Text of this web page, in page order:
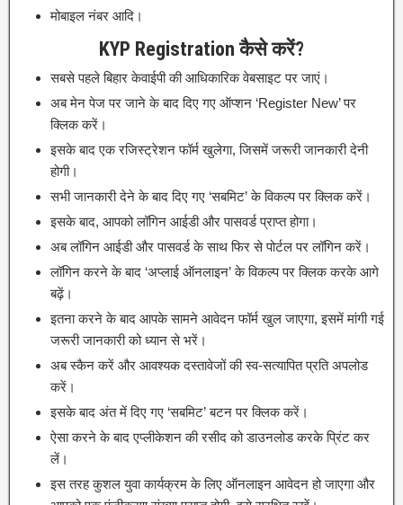
मोबाइल नंबर आदि।
KYP Registration कैसे करें?
सबसे पहले बिहार केवाईपी की आधिकारिक वेबसाइट पर जाएं।
अब मेन पेज पर जाने के बाद दिए गए ऑप्शन ‘Register New’ पर
क्लिक करें।
इसके बाद एक रजिस्ट्रेशन फॉर्म खुलेगा, जिसमें जरूरी जानकारी देनी
होगी।
सभी जानकारी देने के बाद दिए गए ‘सबमिट’ के विकल्प पर क्लिक करें।
इसके बाद, आपको लॉगिन आईडी और पासवर्ड प्राप्त होगा।
अब लॉगिन आईडी और पासवर्ड के साथ फिर से पोर्टल पर लॉगिन करें।
लॉगिन करने के बाद ‘अप्लाई ऑनलाइन’ के विकल्प पर क्लिक करके आगे
बढ़ें।
इतना करने के बाद आपके सामने आवेदन फॉर्म खुल जाएगा, इसमें मांगी गई
जरूरी जानकारी को ध्यान से भरें।
अब स्कैन करें और आवश्यक दस्तावेजों की स्व-सत्यापित प्रति अपलोड
करें।
इसके बाद अंत में दिए गए ‘सबमिट’ बटन पर क्लिक करें।
ऐसा करने के बाद एप्लीकेशन की रसीद को डाउनलोड करके प्रिंट कर
लें।
इस तरह कुशल युवा कार्यक्रम के लिए ऑनलाइन आवेदन हो जाएगा और